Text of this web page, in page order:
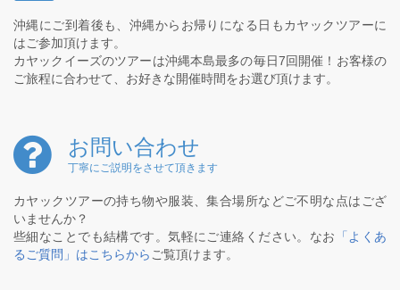
沖縄にご到着後も、沖縄からお帰りになる日もカヤックツアーに
はご参加頂けます。
カヤックイーズのツアーは沖縄本島最多の毎日7回開催！お客様の
ご旅程に合わせて、お好きな開催時間をお選び頂けます。
お問い合わせ
丁寧にご説明をさせて頂きます
カヤックツアーの持ち物や服装、集合場所などご不明な点はござ
いませんか？
些細なことでも結構です。気軽にご連絡ください。なお
「よくあ
るご質問」はこちらから ご覧頂けます。